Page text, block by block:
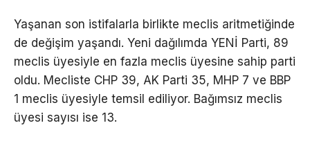
Yaşanan son istifalarla birlikte meclis aritmetiğinde
de değişim yaşandı. Yeni dağılımda YENİ Parti, 89
meclis üyesiyle en fazla meclis üyesine sahip parti
oldu. Mecliste CHP 39, AK Parti 35, MHP 7 ve BBP
1 meclis üyesiyle temsil ediliyor. Bağımsız meclis
üyesi sayısı ise 13.